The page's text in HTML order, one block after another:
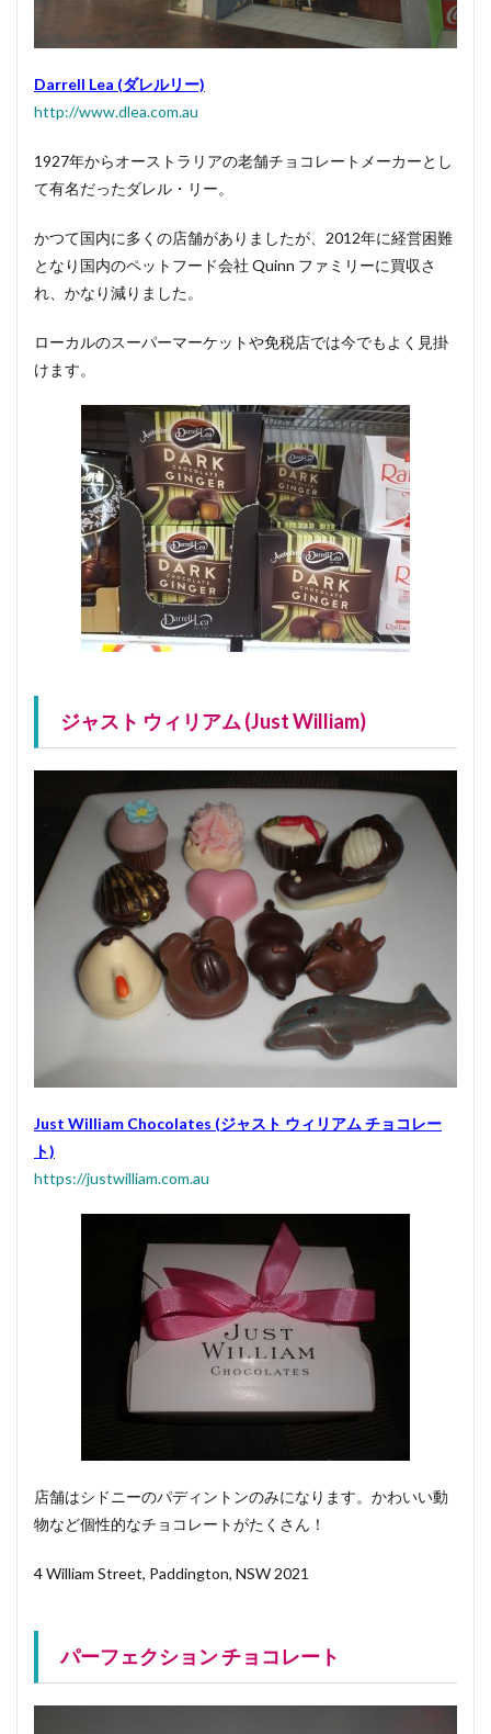
Darrell Lea (ダレルリー)
http://www.dlea.com.au
1927年からオーストラリアの老舗チョコレートメーカーとし
て有名だったダレル・リー。
かつて国内に多くの店舗がありましたが、2012年に経営困難
となり国内のペットフード会社 Quinn ファミリーに買収さ
れ、かなり減りました。
ローカルのスーパーマーケットや免税店では今でもよく見掛
けます。
ジャスト ウィリアム (Just William)
Just William Chocolates (ジャスト ウィリアム チョコレー
ト)
https://justwilliam.com.au
店舗はシドニーのパディントンのみになります。かわいい動
物など個性的なチョコレートがたくさん！
4 William Street, Paddington, NSW 2021
パーフェクション チョコレート